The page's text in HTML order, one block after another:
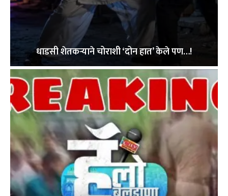
धाडसी शेतकऱ्याने चोराशी ‘दोन हात’ केले पण…!